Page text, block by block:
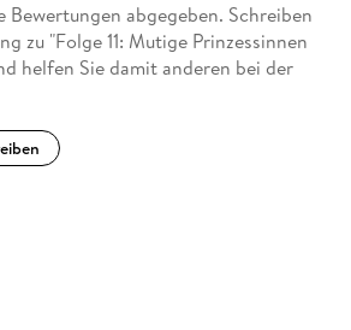
Bewertungen abgegeben. Schreiben
zu "Folge 11: Mutige Prinzessinnen
helfen Sie damit anderen bei der